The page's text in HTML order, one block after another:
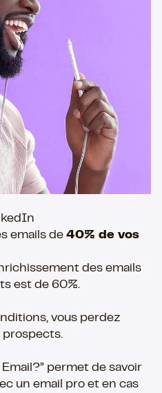
emails de 40% de vos
des emails
est de 60%.
vous perdez
prospects.
permet de savoir
un email pro et en cas